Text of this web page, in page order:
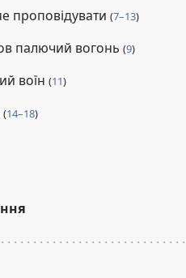
проповідувати (7–13)
палючий вогонь (9)
воїн (11)
(14–18)